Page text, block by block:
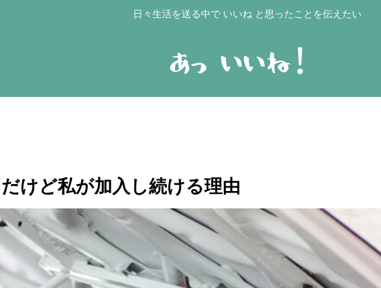
日々生活を送る中で いいね と思ったことを伝えたい
けど私が加入し続ける理由